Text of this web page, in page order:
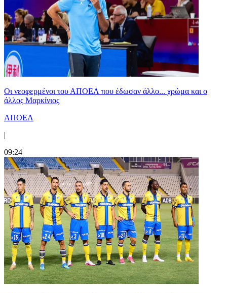
Οι νεοφερμένοι του ΑΠΟΕΛ που έδωσαν άλλο... χρώμα και ο
άλλος Μαρκίνιος
ΑΠΟΕΛ
|
09:24